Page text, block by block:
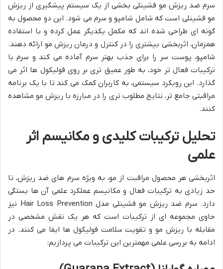
سرم ضد ریزش مو فشینلی بخشی از یک سیستم پیشگیری از ریزش
مو فشینلی است که شامل شامپو و سرم می شود. این دو محصول به
گونه ای طراحی شده اند که مکمل یکدیگر عمل کرده و با استفاده
همزمان، اثربخشی بیشتری را در کنترل و درمان ریزش مو ارائه دهند.
شامپو، پوست سر را برای جذب بهتر سرم آماده می کند و سرم با
ترکیبات فعال تر خود، به طور عمیق تری بر روی فولیکول ها اثر می
گذارد. این رویکرد سیستمی، به کاربران کمک می کند تا با یک برنامه
مراقبتی جامع تر، نتایج مطلوب تری را در مبارزه با ریزش مو مشاهده
کنند.
تحلیل ترکیبات کلیدی و مکانیسم اثر
علمی
اثربخشی هر محصول مراقبت از مو، به ویژه سرم های ضد ریزش، تا
حد زیادی به ترکیبات فعال و مکانیسم عملکرد علمی آن ها بستگی
دارد. سرم ضد ریزش مو فشینلی مدل Hair Loss Prevention نیز
حاوی مجموعه ای از ترکیبات است که هر یک نقش مشخصی در
مقابله با ریزش مو و تقویت سلامت فولیکول ها ایفا می کنند. در
ادامه به بررسی علمی مهمترین این ترکیبات می پردازیم: